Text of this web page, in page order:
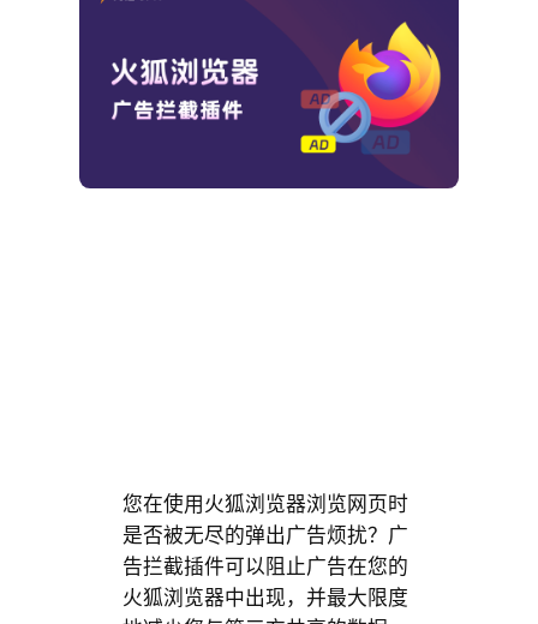
您在使用火狐浏览器浏览网页时
是否被无尽的弹出广告烦扰？广
告拦截插件可以阻止广告在您的
火狐浏览器中出现，并最大限度